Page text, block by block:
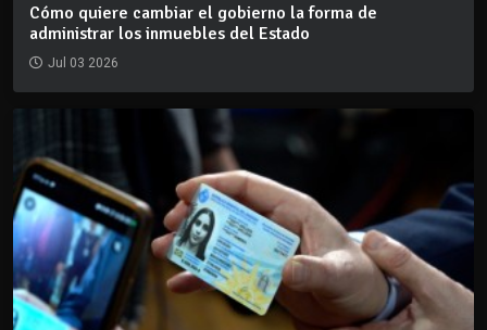
Cómo quiere cambiar el gobierno la forma de
administrar los inmuebles del Estado
Jul 03 2026